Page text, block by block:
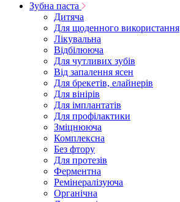
Зубна паста
Дитяча
Для щоденного використання
Лікувальна
Відбілююча
Для чутливих зубів
Від запалення ясен
Для брекетів, елайнерів
Для вінірів
Для імплантатів
Для профілактики
Зміцнююча
Комплексна
Без фтору
Для протезів
Ферментна
Ремінералізуюча
Органічна